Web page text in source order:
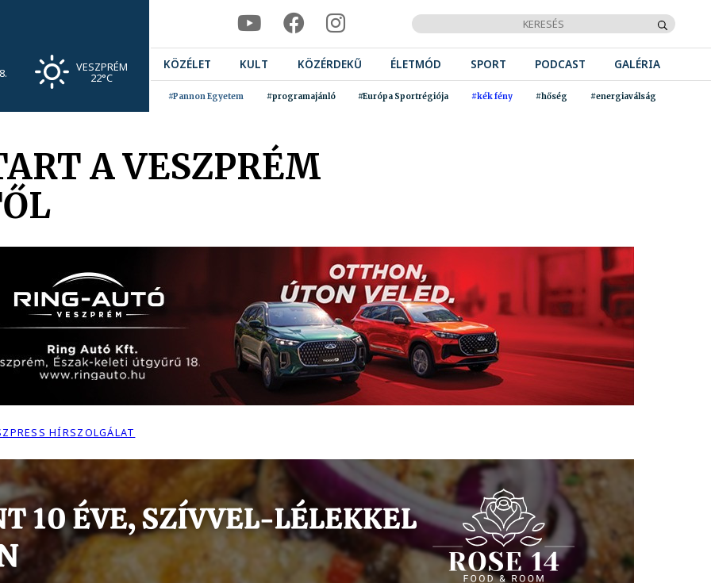
VESZPRÉM
22°C
KÖZÉLET KULT KÖZÉRDEKŰ ÉLETMÓD SPORT PODCAST GALÉRIA
#Pannon Egyetem #programajánló #Európa Sportrégiója #kék fény #hőség #energiaválság
A VESZPRÉM
HÍRSZOLGÁLAT